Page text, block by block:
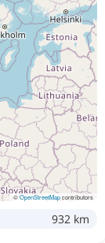
©OpenStreetMapcontributors
932 km